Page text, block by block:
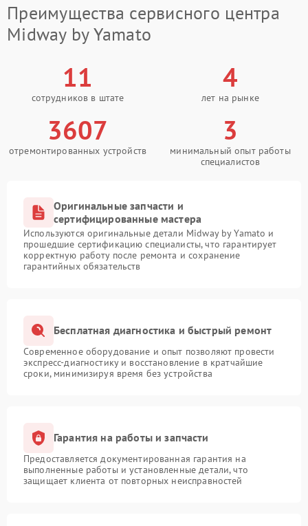
Преимущества сервисного центра
Midway by Yamato
11
сотрудников в штате
4
лет на рынке
3607
отремонтированных устройств
3
минимальный опыт работы
специалистов
Оригинальные запчасти и
сертифицированные мастера
Используются оригинальные детали Midway by Yamato и
прошедшие сертификацию специалисты, что гарантирует
корректную работу после ремонта и сохранение
гарантийных обязательств
Бесплатная диагностика и быстрый ремонт
Современное оборудование и опыт позволяют провести
экспресс-диагностику и восстановление в кратчайшие
сроки, минимизируя время без устройства
Гарантия на работы и запчасти
Предоставляется документированная гарантия на
выполненные работы и установленные детали, что
защищает клиента от повторных неисправностей